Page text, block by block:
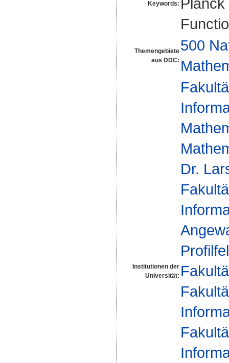
Keywords:
Themengebiete
aus DDC:
500
Institutionen der
Universität:
Dr.